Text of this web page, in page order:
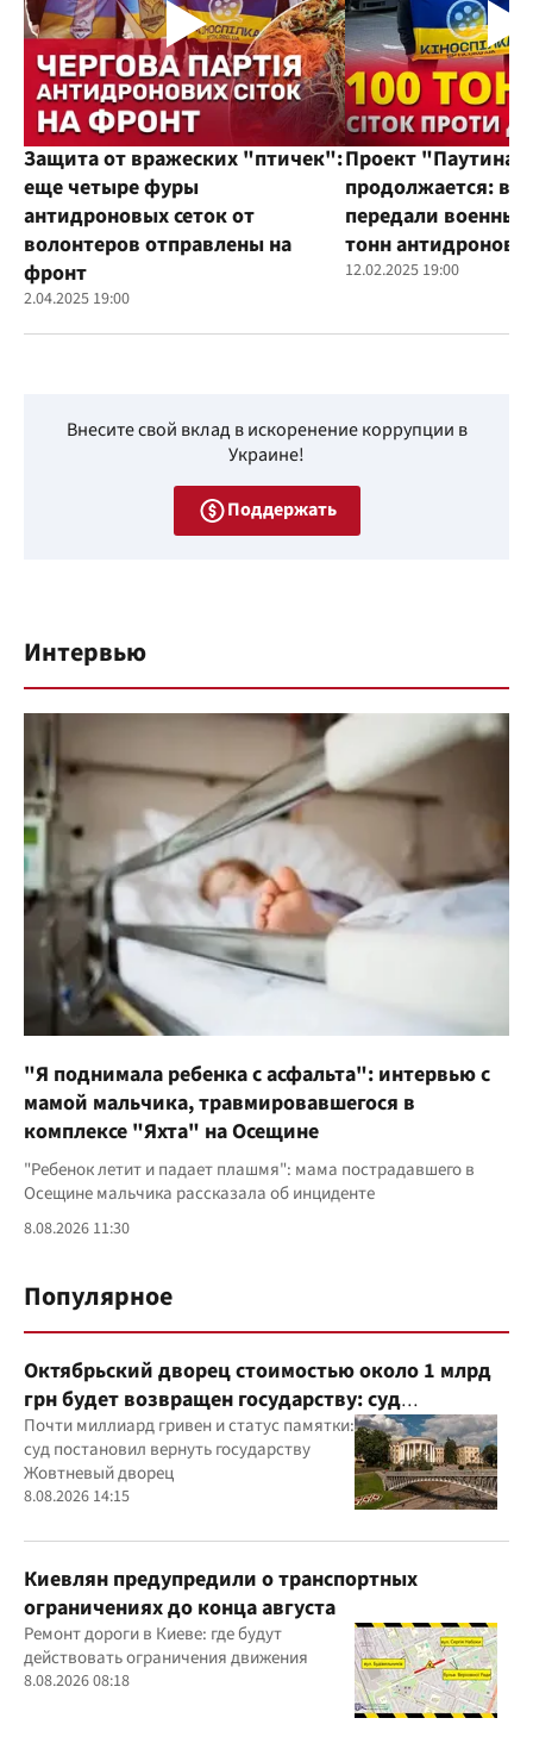
Защита от вражеских "птичек":
еще четыре фуры
антидроновых сеток от
волонтеров отправлены на
фронт
2.04.2025 19:00
Проект "Паутина"
продолжается:
передали
тонн
12.02.2025 19:00
Внесите свой вклад в искоренение коррупции в
Украине!
Поддержать
Интервью
"Я поднимала ребенка с асфальта": интервью с
мамой мальчика, травмировавшегося в
комплексе "Яхта" на Осещине
"Ребенок летит и падает плашмя": мама пострадавшего в
Осещине мальчика рассказала об инциденте
8.08.2026 11:30
Популярное
Октябрьский дворец стоимостью около 1 млрд
грн будет возвращен государству: суд
удовлетворил иск прокуратуры
Почти миллиард гривен и статус памятки:
суд постановил вернуть государству
Жовтневый дворец
8.08.2026 14:15
Киевлян предупредили о транспортных
ограничениях до конца августа
Ремонт дороги в Киеве: где будут
действовать ограничения движения
8.08.2026 08:18